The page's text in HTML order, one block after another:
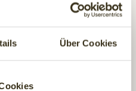
Über Cookies